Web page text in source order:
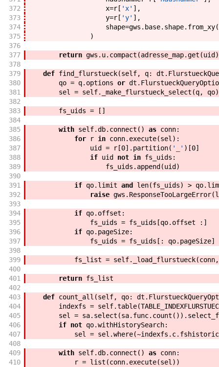
372
x=r[ 'x' ] ,
373
y=r[ 'y' ] ,
374
shape=gws . base. shape. from_xy(
375
)
376
377
return gws . u. compact (adresse_map.get (uid )
378
379
def find_flurstueck(self, q: dt .
380
qo = q. options or dt .
381
sel = self. _make_flurstueck_select (q, qo)
382
383
fs_uids = [ ]
384
385
with self.db. connect ( ) as conn:
386
for r in conn. execute(sel ) :
387
uid = r[0] . partition( '_' ) [0]
388
if uid not in fs_uids :
389
fs_uids . append (uid )
390
391
if qo. limit and len(fs_uids) > qo.
392
raise gws . ResponseTooLargeError(
393
394
if qo. offset :
395
fs_uids = fs_uids [qo. offset : ]
396
if qo. pageSize:
397
fs_uids = fs_uids [ : qo. pageSize]
398
399
fs_list = self. _load_flurstueck(conn,
400
401
return fs_list
402
403
def count_all (self, qo: dt .
404
indexfs = self.table(
405
sel = sa. select (sa. func. count ( ) ) .
406
if not qo.withHistorySearch:
407
sel = sel .where(~indexfs . c. fshistoric
408
409
with self.db. connect ( ) as conn:
410
r = list (conn. execute(sel ) )